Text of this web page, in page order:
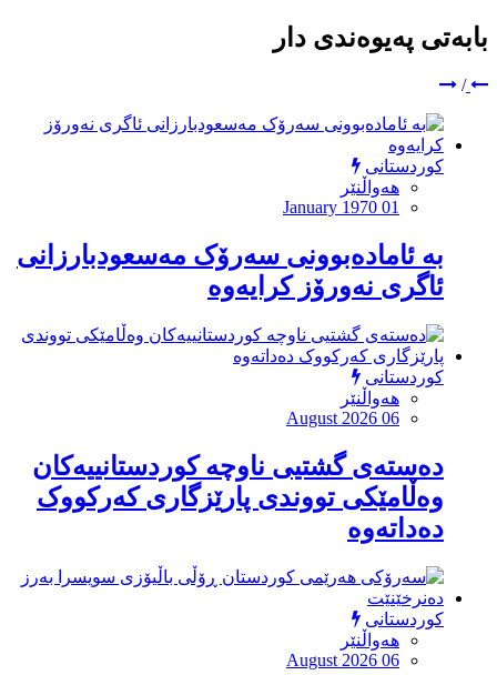
بابەتی پەیوەندی دار
/
کوردستانی
هەواڵنێر
January 1970 01
بە ئامادەبوونی سەرۆک مەسعودبارزانی
ئاگری نەورۆز کرایەوە
کوردستانی
هەواڵنێر
August 2026 06
دەستەی گشتیی ناوچە کوردستانییەکان
وەڵامێکی تووندی پارێزگاری کەرکووک
دەداتەوە
کوردستانی
هەواڵنێر
August 2026 06